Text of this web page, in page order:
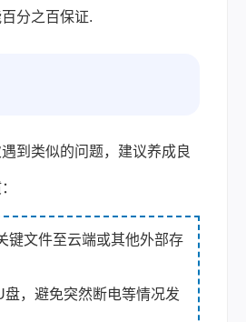
分之百保证.
到类似的问题，建议养成良
键文件至云端或其他外部存
盘，避免突然断电等情况发